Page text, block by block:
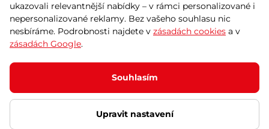
© 2026 SEVEN SPORT s.r.o Všechna práva vyhrazena
Podle zákona o evidenci tržeb je prodávající povinen vystavit
kupujícímu účtenku.
Zároveň je povinen zaevidovat přijatou tržbu u správce daně online; v
případě technického výpadku pak nejpozději do 48 hodin.
Ochrana osobních údajů Nastavení cookies Vnitřní oznamovací
ukazovali relevantnější nabídky – v rámci personalizované i
nepersonalizované reklamy. Bez vašeho souhlasu nic
nesbíráme. Podrobnosti najdete v zásadách cookies a v
zásadách Google.
Souhlasím
Upravit nastavení